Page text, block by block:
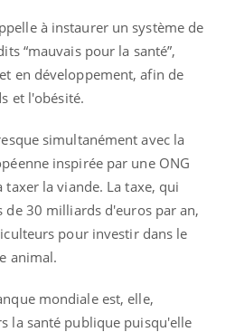
à instaurer un système de
“mauvais pour la santé”,
en développement, afin de
et l'obésité.
simultanément avec la
inspirée par une ONG
taxer la viande. La taxe, qui
30 milliards d'euros par an,
pour investir dans le
animal.
mondiale est, elle,
la santé publique puisqu'elle